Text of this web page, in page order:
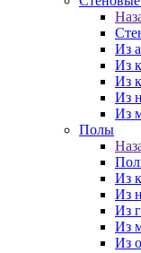
Из
Из
Из
Из
Из
Полы
Из
Из
Из
Из
Из